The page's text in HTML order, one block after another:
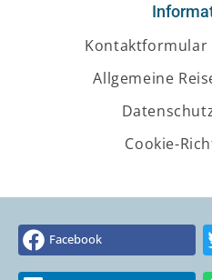
Kontaktformular
Allgemeine
Cookie-
Facebook